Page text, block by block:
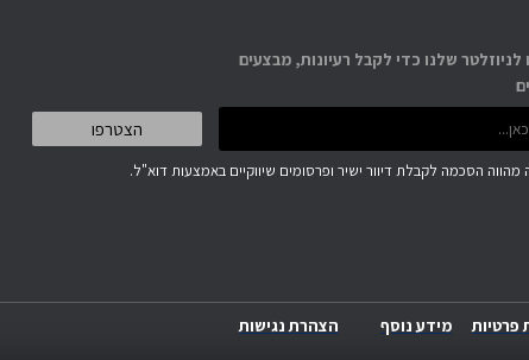
לניוזלטר שלנו כדי לקבל רעיונות, מבצעים
פרטיות מידע נוסף הצהרת נגישות
הסכמה לקבלת דיוור ישיר ופרסומים שיווקיים באמצעות דוא"ל.